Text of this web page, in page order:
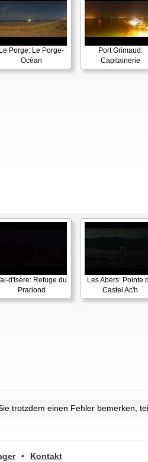
Le Porge: Le Porge-
Océan
Port Grimaud:
Capitainerie
d'Isère: Refuge du
Prariond
Les Abers: Pointe
Castel Ac'h
trotzdem einen Fehler bemerken,
• Kontakt